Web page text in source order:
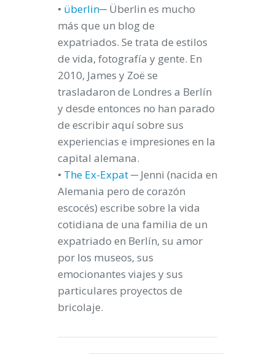
• überlin─ Überlin es mucho
más que un blog de
expatriados. Se trata de estilos
de vida, fotografía y gente. En
2010, James y Zoë se
trasladaron de Londres a Berlín
y desde entonces no han parado
de escribir aquí sobre sus
experiencias e impresiones en la
capital alemana.
• The Ex-Expat─ Jenni (nacida en
Alemania pero de corazón
escocés) escribe sobre la vida
cotidiana de una familia de un
expatriado en Berlín, su amor
por los museos, sus
emocionantes viajes y sus
particulares proyectos de
bricolaje.